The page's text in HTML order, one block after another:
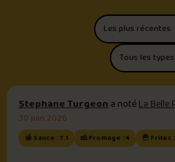
Trier
Stephane Turgeona notéLa Belle
30 juin 2026
🍯 Sauce : 7.1 🧀 Fromage : 4 🍟 Frites :